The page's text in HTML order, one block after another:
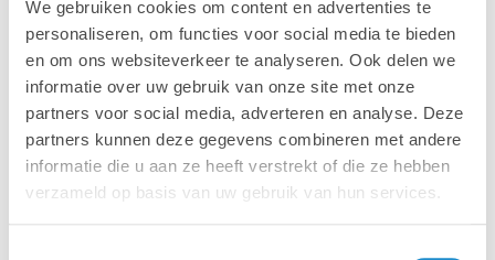
We gebruiken cookies om content en advertenties te
personaliseren, om functies voor social media te bieden
en om ons websiteverkeer te analyseren. Ook delen we
informatie over uw gebruik van onze site met onze
partners voor social media, adverteren en analyse. Deze
partners kunnen deze gegevens combineren met andere
informatie die u aan ze heeft verstrekt of die ze hebben
verzameld op basis van uw gebruik van hun services.
Valable un anà partir de la date de facturation
Formations planifiables entoute flexibilité
Plus d'informations >